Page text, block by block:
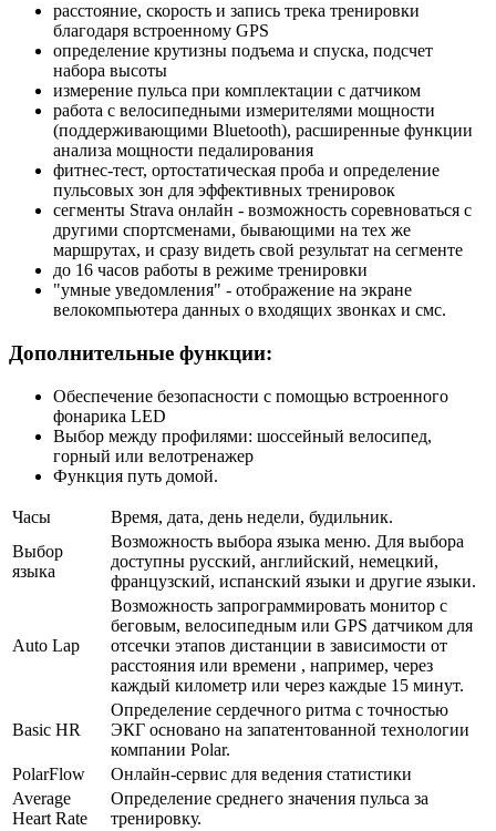
расстояние, скорость и запись трека тренировки
благодаря встроенному GPS
определение крутизны подъема и спуска, подсчет
набора высоты
измерение пульса при комплектации с датчиком
работа с велосипедными измерителями мощности
(поддерживающими Bluetooth), расширенные функции
анализа мощности педалирования
фитнес-тест, ортостатическая проба и определение
пульсовых зон для эффективных тренировок
сегменты Strava онлайн - возможность соревноваться с
другими спортсменами, бывающими на тех же
маршрутах, и сразу видеть свой результат на сегменте
до 16 часов работы в режиме тренировки
"умные уведомления" - отображение на экране
велокомпьютера данных о входящих звонках и смс.
Дополнительные функции:
Обеспечение безопасности с помощью встроенного
фонарика LED
Выбор между профилями: шоссейный велосипед,
горный или велотренажер
Функция путь домой.
Часы
Время, дата, день недели, будильник.
Выбор
языка
Возможность выбора языка меню. Для выбора
доступны русский, английский, немецкий,
французский, испанский языки и другие языки.
Auto Lap
Возможность запрограммировать монитор с
беговым, велосипедным или GPS датчиком для
отсечки этапов дистанции в зависимости от
расстояния или времени , например, через
каждый километр или через каждые 15 минут.
Basic HR
Определение сердечного ритма с точностью
ЭКГ основано на запатентованной технологии
компании Polar.
PolarFlow
Онлайн-сервис для ведения статистики
Average
Heart Rate
Определение среднего значения пульса за
тренировку.